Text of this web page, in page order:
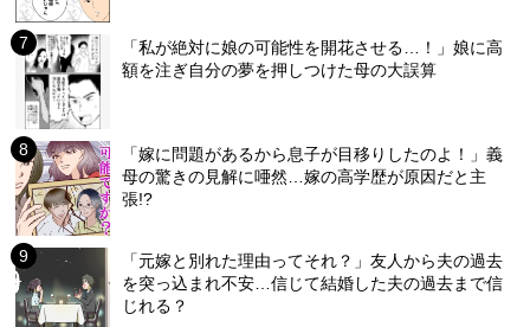
「私が絶対に娘の可能性を開花させる…！」娘に高
額を注ぎ自分の夢を押しつけた母の大誤算
「嫁に問題があるから息子が目移りしたのよ！」義
母の驚きの見解に唖然…嫁の高学歴が原因だと主
張!?
「元嫁と別れた理由ってそれ？」友人から夫の過去
を突っ込まれ不安…信じて結婚した夫の過去まで信
じれる？